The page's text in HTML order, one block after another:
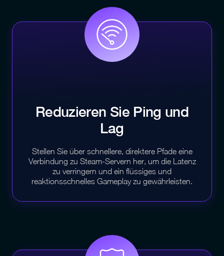
Reduzieren Sie Ping und
Lag
Stellen Sie über schnellere, direktere Pfade eine
Verbindung zu Steam-Servern her, um die Latenz
zu verringern und ein flüssiges und
reaktionsschnelles Gameplay zu gewährleisten.